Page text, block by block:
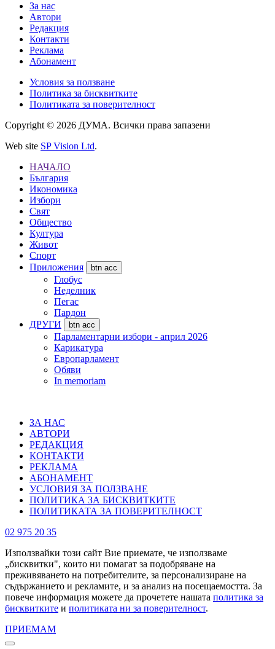
За нас
Автори
Редакция
Контакти
Реклама
Абонамент
Условия за ползване
Политика за бисквитките
Политиката за поверителност
Copyright © 2026 ДУМА. Всички права запазени
Web site SP Vision Ltd.
НАЧАЛО
България
Икономика
Избори
Свят
Общество
Култура
Живот
Спорт
Приложения
btn acc
Глобус
Неделник
Пегас
Пардон
ДРУГИ
btn acc
Парламентарни избори - април 2026
Карикатура
Европарламент
Обяви
In memoriam
ЗА НАС
АВТОРИ
РЕДАКЦИЯ
КОНТАКТИ
РЕКЛАМА
АБОНАМЕНТ
УСЛОВИЯ ЗА ПОЛЗВАНЕ
ПОЛИТИКА ЗА БИСКВИТКИТЕ
ПОЛИТИКАТА ЗА ПОВЕРИТЕЛНОСТ
02 975 20 35
Използвайки този сайт Вие приемате, че използваме
„бисквитки", които ни помагат за подобряване на
преживяването на потребителите, за персонализиране на
съдържанието и рекламите, и за анализ на посещаемостта. За
повече информация можете да прочетете нашата политика за
бисквитките и политиката ни за поверителност.
ПРИЕМАМ